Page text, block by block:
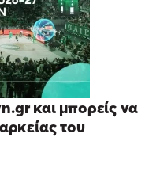
και μπορείς να
του